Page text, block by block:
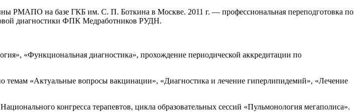
РМАПО на базе ГКБ им. С. П. Боткина в Москве. 2011 г. — профессиональная переподготовка по
диагностики ФПК Медработников РУДН.
«Функциональная диагностика», прохождение периодической аккредитации по
темам «Актуальные вопросы вакцинации», «Диагностика и лечение гиперлипидемий», «Лечение
конгресса терапевтов, цикла образовательных сессий «Пульмонология мегаполиса».